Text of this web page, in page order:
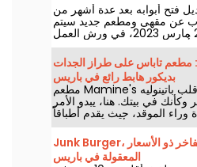
فتح أبوابه بعد عدة أشهر من
عن مقهى ومطعم جديد سيتم
اكتشافه اعتبارًا من 28 مارس 2023، في ورش العمل
أُطلق على هذا المكان اسم "لو
بورديل، ويعد هذا المكان
مطعم تاباس على طراز الجدات
بديكور هابط رائع في باريس
مطعم Mamine's هو مطعم مريح في قلب باتينوليه
في بيتك. هنا، يبدو الأمر
وراء الموقد، حيث يقدم أطباقاً
كل ذلك في أجواء فنية رائعة
نحبها تماماً!
Junk Burger، متجر البرجر الفاخر ذو الأسعار
المعقولة في باريس